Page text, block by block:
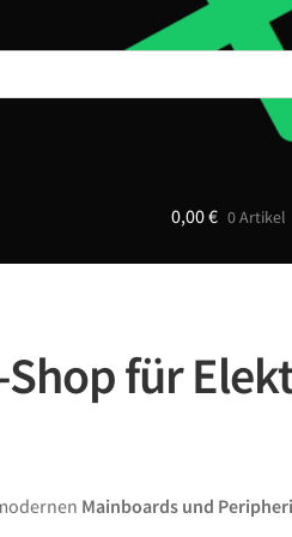
0,00€ 0 Artikel
für
Mainboards und